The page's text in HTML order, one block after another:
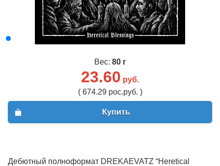
Вес: 80 г
23.60 руб.
( 674.29 рос.руб. )
Купить
Дебютный полноформат DREKAEVATZ “Heretical